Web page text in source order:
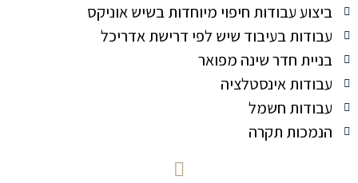
ביצוע עבודות חיפוי מיוחדות בשיש אוניקס
עבודות בעיבוד שיש לפי דרישת אדריכל
בניית חדר שינה מפואר
עבודות אינסטלציה
עבודות חשמל
הנמכות תקרה